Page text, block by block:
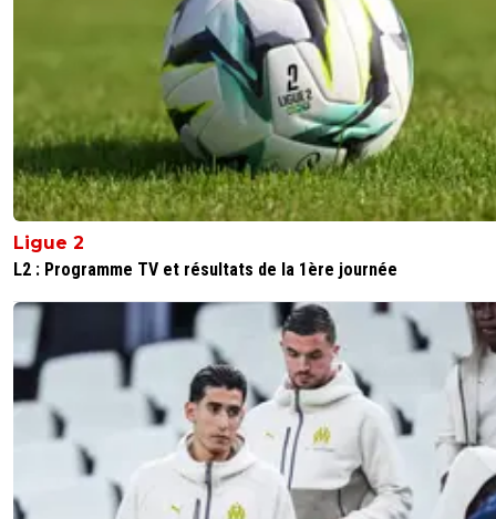
oula laisse tombé ce mec a un soucis mentale
des jours qu'il me copie colle des trucs sur
comme si ça m'intéressais ^^.Ca en plus
mère mon père et tout ce qu'il peut, un vrai
:-/On dirait un Desurmon, l'éducation en moins
0+ Répondre
tavares 13 mai 2025 à 12:11 +0
Disons que c'est le fruit d'une évolution
rarement ces fruits
nos-rayanair 13 mai 2025 à 12:30 +
mythomanie et malhonnêteté ca finit en
0+ Répondre
tavares 13 mai 2025 à 22:32 + 0
Bien vu c'est exactement ça : ) Ce n'est pas
un hasard qu'il ait prit ce chemin élitiste..Et
Ligue 2
L2 : Programme TV et résultats de la 1ère journée